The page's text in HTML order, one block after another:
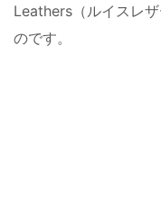
Leathers（ルイスレ
のです​。